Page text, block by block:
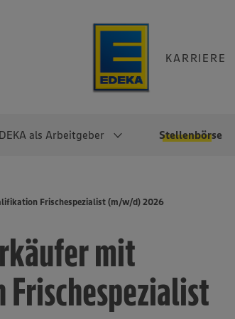
KARRIERE
als Arbeitgeber Stellenbörse
Direkteinstieg
Noch Fragen?
Überblick
EDEKA Fruchtkontor
EDEKA Foodservice
EDEKA-
Frischespezialist (m/w/d) 2026
mit